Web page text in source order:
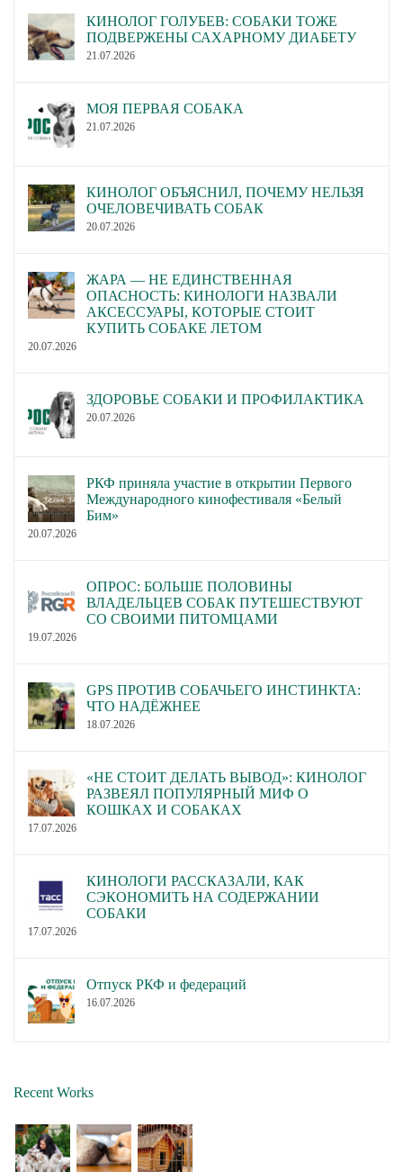
КИНОЛОГ ГОЛУБЕВ: СОБАКИ ТОЖЕ
ПОДВЕРЖЕНЫ САХАРНОМУ ДИАБЕТУ
21.07.2026
МОЯ ПЕРВАЯ СОБАКА
21.07.2026
КИНОЛОГ ОБЪЯСНИЛ, ПОЧЕМУ НЕЛЬЗЯ
ОЧЕЛОВЕЧИВАТЬ СОБАК
20.07.2026
ЖАРА — НЕ ЕДИНСТВЕННАЯ
ОПАСНОСТЬ: КИНОЛОГИ НАЗВАЛИ
АКСЕССУАРЫ, КОТОРЫЕ СТОИТ
КУПИТЬ СОБАКЕ ЛЕТОМ
20.07.2026
ЗДОРОВЬЕ СОБАКИ И ПРОФИЛАКТИКА
20.07.2026
РКФ приняла участие в открытии Первого
Международного кинофестиваля «Белый
Бим»
20.07.2026
ОПРОС: БОЛЬШЕ ПОЛОВИНЫ
ВЛАДЕЛЬЦЕВ СОБАК ПУТЕШЕСТВУЮТ
СО СВОИМИ ПИТОМЦАМИ
19.07.2026
GPS ПРОТИВ СОБАЧЬЕГО ИНСТИНКТА:
ЧТО НАДЁЖНЕЕ
18.07.2026
«НЕ СТОИТ ДЕЛАТЬ ВЫВОД»: КИНОЛОГ
РАЗВЕЯЛ ПОПУЛЯРНЫЙ МИФ О
КОШКАХ И СОБАКАХ
17.07.2026
КИНОЛОГИ РАССКАЗАЛИ, КАК
СЭКОНОМИТЬ НА СОДЕРЖАНИИ
СОБАКИ
17.07.2026
Отпуск РКФ и федераций
16.07.2026
Recent Works